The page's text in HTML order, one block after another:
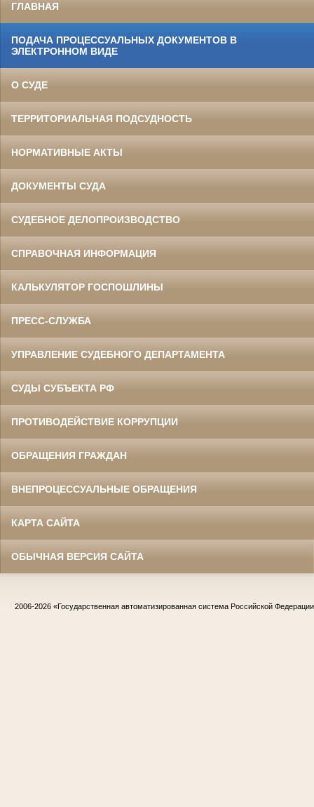
ГЛАВНАЯ
ПОДАЧА ПРОЦЕССУАЛЬНЫХ ДОКУМЕНТОВ В
ЭЛЕКТРОННОМ ВИДЕ
О СУДЕ
ТЕРРИТОРИАЛЬНАЯ ПОДСУДНОСТЬ
НОРМАТИВНЫЕ АКТЫ
ДОКУМЕНТЫ СУДА
СУДЕБНОЕ ДЕЛОПРОИЗВОДСТВО
СПРАВОЧНАЯ ИНФОРМАЦИЯ
КАЛЬКУЛЯТОР ГОСПОШЛИНЫ
ПРЕСС-СЛУЖБА
УПРАВЛЕНИЕ СУДЕБНОГО ДЕПАРТАМЕНТА
СУДЫ СУБЪЕКТА РФ
ПРОТИВОДЕЙСТВИЕ КОРРУПЦИИ
ОБРАЩЕНИЯ ГРАЖДАН
ВНЕПРОЦЕССУАЛЬНЫЕ ОБРАЩЕНИЯ
КАРТА САЙТА
ОБЫЧНАЯ ВЕРСИЯ САЙТА
2006-2026 «Государственная автоматизированная система Российской